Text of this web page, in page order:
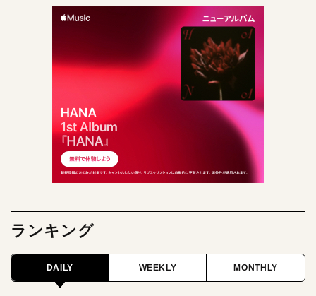
ランキング
DAILY WEEKLY MONTHLY